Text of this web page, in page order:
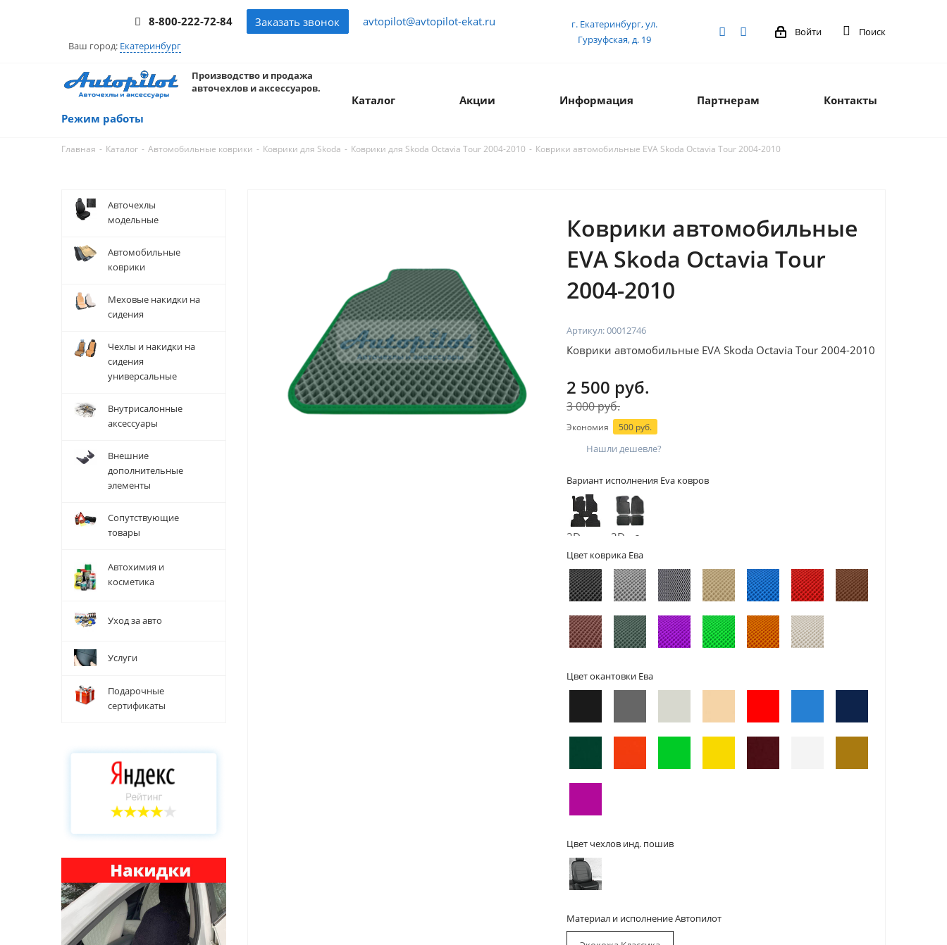
8-800-222-72-84 Заказать звонок avtopilot@avtopilot-ekat.ru
Ваш город: Екатеринбург
г. Екатеринбург, ул.
Гурзуфская, д. 19
Войти Поиск
Производство и продажа
авточехлов и аксессуаров.
Режим работы
Каталог Акции Информация Партнерам Контакты
Главная - Каталог - Автомобильные коврики - Коврики для Skoda - Коврики для Skoda Octavia Tour 2004-2010 - Коврики автомобильные EVA Skoda Octavia Tour 2004-2010
Авточехлы
модельные
Автомобильные
коврики
Меховые накидки на
сидения
Чехлы и накидки на
сидения
универсальные
Внутрисалонные
аксессуары
Внешние
дополнительные
элементы
Сопутствующие
товары
Автохимия и
косметика
Уход за авто
Услуги
Подарочные
сертификаты
Коврики автомобильные
EVA Skoda Octavia Tour
2004-2010
Артикул:00012746
Коврики автомобильные EVA Skoda Octavia Tour 2004-2010
2 500 руб.
3 000 руб.
Экономия 500 руб.
Нашли дешевле?
Вариант исполнения Eva ковров
2D -
без
бортов
3D - с
бортами
Цвет коврика Ева
Цвет окантовки Ева
Цвет чехлов инд. пошив
Материал и исполнение Автопилот